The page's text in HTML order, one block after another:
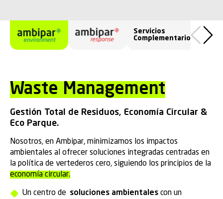
Servicios
Complementarios
Waste Management
Gestión Total de Residuos, Economía Circular &
Eco Parque.
Nosotros, en Ambipar, minimizamos los impactos
ambientales al ofrecer soluciones integradas centradas en
la política de vertederos cero, siguiendo los principios de la
economía circular.
Un centro de soluciones ambientales con un